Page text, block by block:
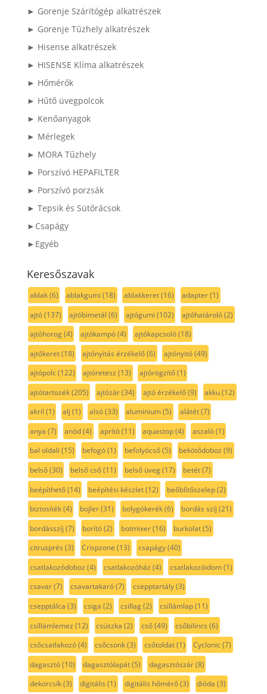
► Gorenje Szárítógép alkatrészek
► Gorenje Tűzhely alkatrészek
► Hisense alkatrészek
► HISENSE Klíma alkatrészek
► Hőmérők
► Hűtő üvegpolcok
► Kenőanyagok
► Mérlegek
► MORA Tűzhely
► Porszívó HEPAFILTER
► Porszívó porzsák
► Tepsik és Sütőrácsok
►Csapágy
►Egyéb
Keresőszavak
ablak(6) ablakgumi (18) ablakkeret(16) adapter(1)
ajtó(137) ajtóbimetál (6) ajtógumi (102) ajtóhatároló(2)
ajtóhorog(4) ajtókampó(4) ajtókapcsoló(18)
ajtókeret(18) ajtónyitás érzékelő(6) ajtónyitó(49)
ajtópolc(122) ajtóretesz (13) ajtórögzítő(1)
ajtótartozék(205) ajtózár(34) ajtó érzékelő(9) akku(12)
akril (1) alj (1) alsó(33) aluminium(5) alátét(7)
anya (7) anód(4) aprító(11) aquastop(4) aszaló(1)
bal oldali (15) befogó(1) befolyócső(5) bekötődoboz (9)
belső(30) belső cső(11) belső üveg(17) betét(7)
beépíthető(14) beépítési készlet(12) beőblítőszelep(2)
biztosíték(4) bojler(31) bolygókerék(6) bordás szíj (21)
bordásszíj (7) borító(2) botmixer(16) burkolat(5)
citrusprés (3) Crispzone (13) csapágy(40)
csatlakozódoboz (4) csatlakozóház (4) csatlakozóidom(1)
csavar(7) csavartakaró(7) csepptartály(3)
csepptálca (3) csiga (2) csillag(2) csillámlap(11)
csillámlemez (12) csúszka (2) cső(49) csőbilincs (6)
csőcsatlakozó(4) csőcsonk(3) csőtoldat(1) Cyclonic(7)
dagasztó(10) dagasztólapát(5) dagasztószár(8)
dekorcsík(3) digitális (1) digitális hőmérő(3) dióda (3)